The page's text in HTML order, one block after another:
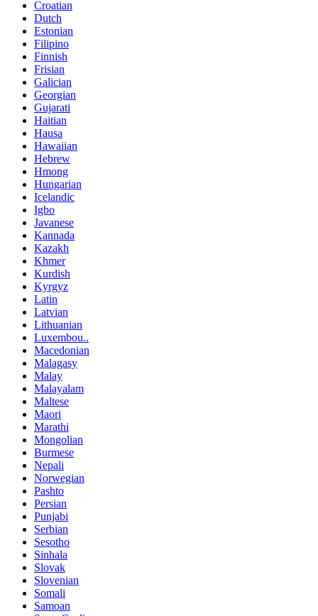
Croatian
Dutch
Estonian
Filipino
Finnish
Frisian
Galician
Georgian
Gujarati
Haitian
Hausa
Hawaiian
Hebrew
Hmong
Hungarian
Icelandic
Igbo
Javanese
Kannada
Kazakh
Khmer
Kurdish
Kyrgyz
Latin
Latvian
Lithuanian
Luxembou..
Macedonian
Malagasy
Malay
Malayalam
Maltese
Maori
Marathi
Mongolian
Burmese
Nepali
Norwegian
Pashto
Persian
Punjabi
Serbian
Sesotho
Sinhala
Slovak
Slovenian
Somali
Samoan